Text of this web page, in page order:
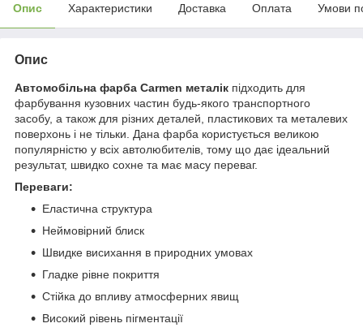
Опис Характеристики Доставка Оплата Умови
Опис
Автомобільна фарба Carmen металік підходить для
фарбування кузовних частин будь-якого транспортного
засобу, а також для різних деталей, пластикових та металевих
поверхонь і не тільки. Дана фарба користується великою
популярністю у всіх автолюбителів, тому що дає ідеальний
результат, швидко сохне та має масу переваг.
Переваги:
Еластична структура
Неймовірний блиск
Швидке висихання в природних умовах
Гладке рівне покриття
Стійка до впливу атмосферних явищ
Високий рівень пігментації